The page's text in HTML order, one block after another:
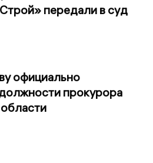
передали в суд
официально
прокурора